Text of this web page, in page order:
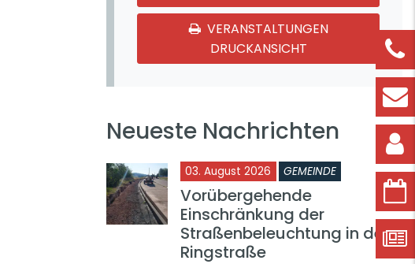
VERANSTALTUNGEN
DRUCKANSICHT
Neueste Nachrichten
03. August 2026 GEMEINDE
Vorübergehende
Einschränkung der
Straßenbeleuchtung in der
Ringstraße